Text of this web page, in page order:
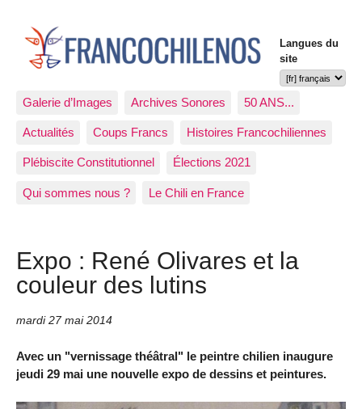
Langues du
site
Galerie d’Images Archives Sonores 50 ANS...
Actualités Coups Francs Histoires Francochiliennes
Plébiscite Constitutionnel Élections 2021
Qui sommes nous ? Le Chili en France
Expo : René Olivares et la
couleur des lutins
mardi 27 mai 2014
Avec un "vernissage théâtral" le peintre chilien inaugure
jeudi 29 mai une nouvelle expo de dessins et peintures.